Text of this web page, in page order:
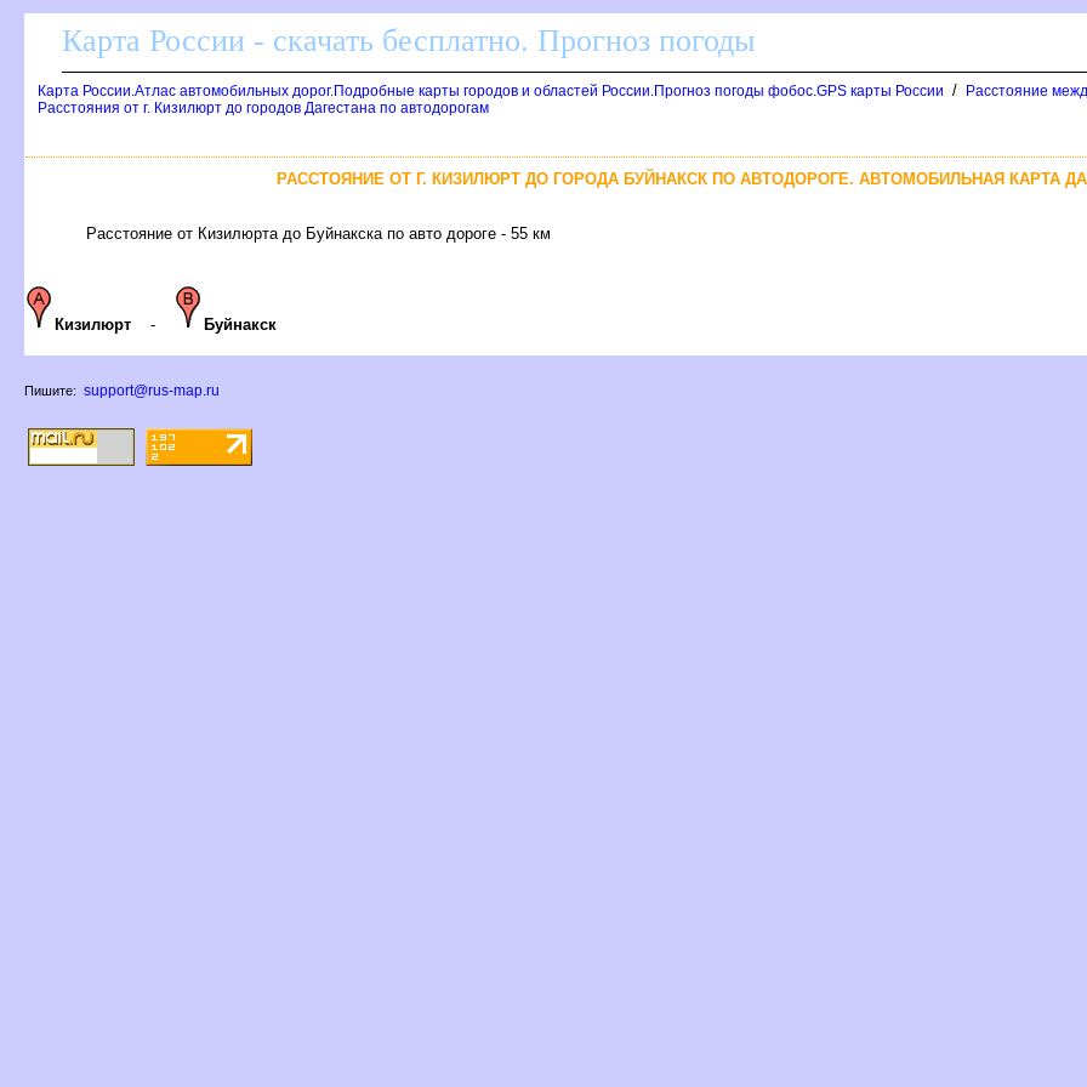
Карта России - скачать бесплатно. Прогноз погоды
Карта России.Атлас автомобильных дорог.Подробные карты городов и областей России.Прогноз погоды фобос.GPS карты России / Расстояние
Расстояния от г. Кизилюрт до городов Дагестана по автодорогам
РАССТОЯНИЕ ОТ Г. КИЗИЛЮРТ ДО ГОРОДА БУЙНАКСК ПО АВТОДОРОГЕ. АВТОМОБИЛЬНАЯ КАРТА
Расстояние от Кизилюрта до Буйнакска по авто дороге - 55 км
Кизилюрт - Буйнакск
Пишите: support@rus-map.ru